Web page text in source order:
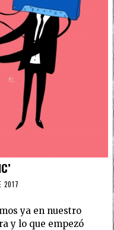
2017
ya en nuestro
y lo que empezó